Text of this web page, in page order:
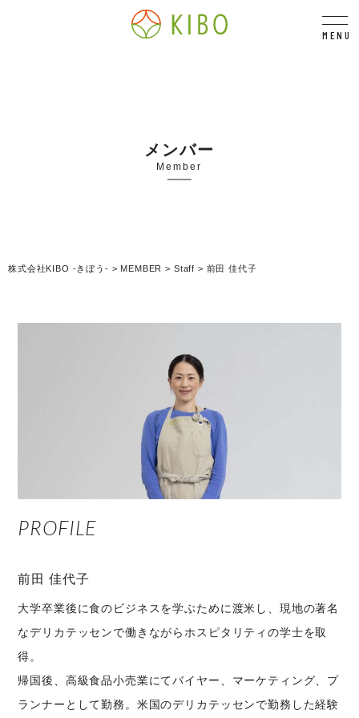
MENU
メンバー
Member
株式会社KIBO -きぼう- > MEMBER > Staff > 前田 佳代子
PROFILE
前田 佳代子
大学卒業後に食のビジネスを学ぶために渡米し、現地の著名
なデリカテッセンで働きながらホスピタリティの学士を取
得。
帰国後、高級食品小売業にてバイヤー、マーケティング、プ
ランナーとして勤務。米国のデリカテッセンで勤務した経験